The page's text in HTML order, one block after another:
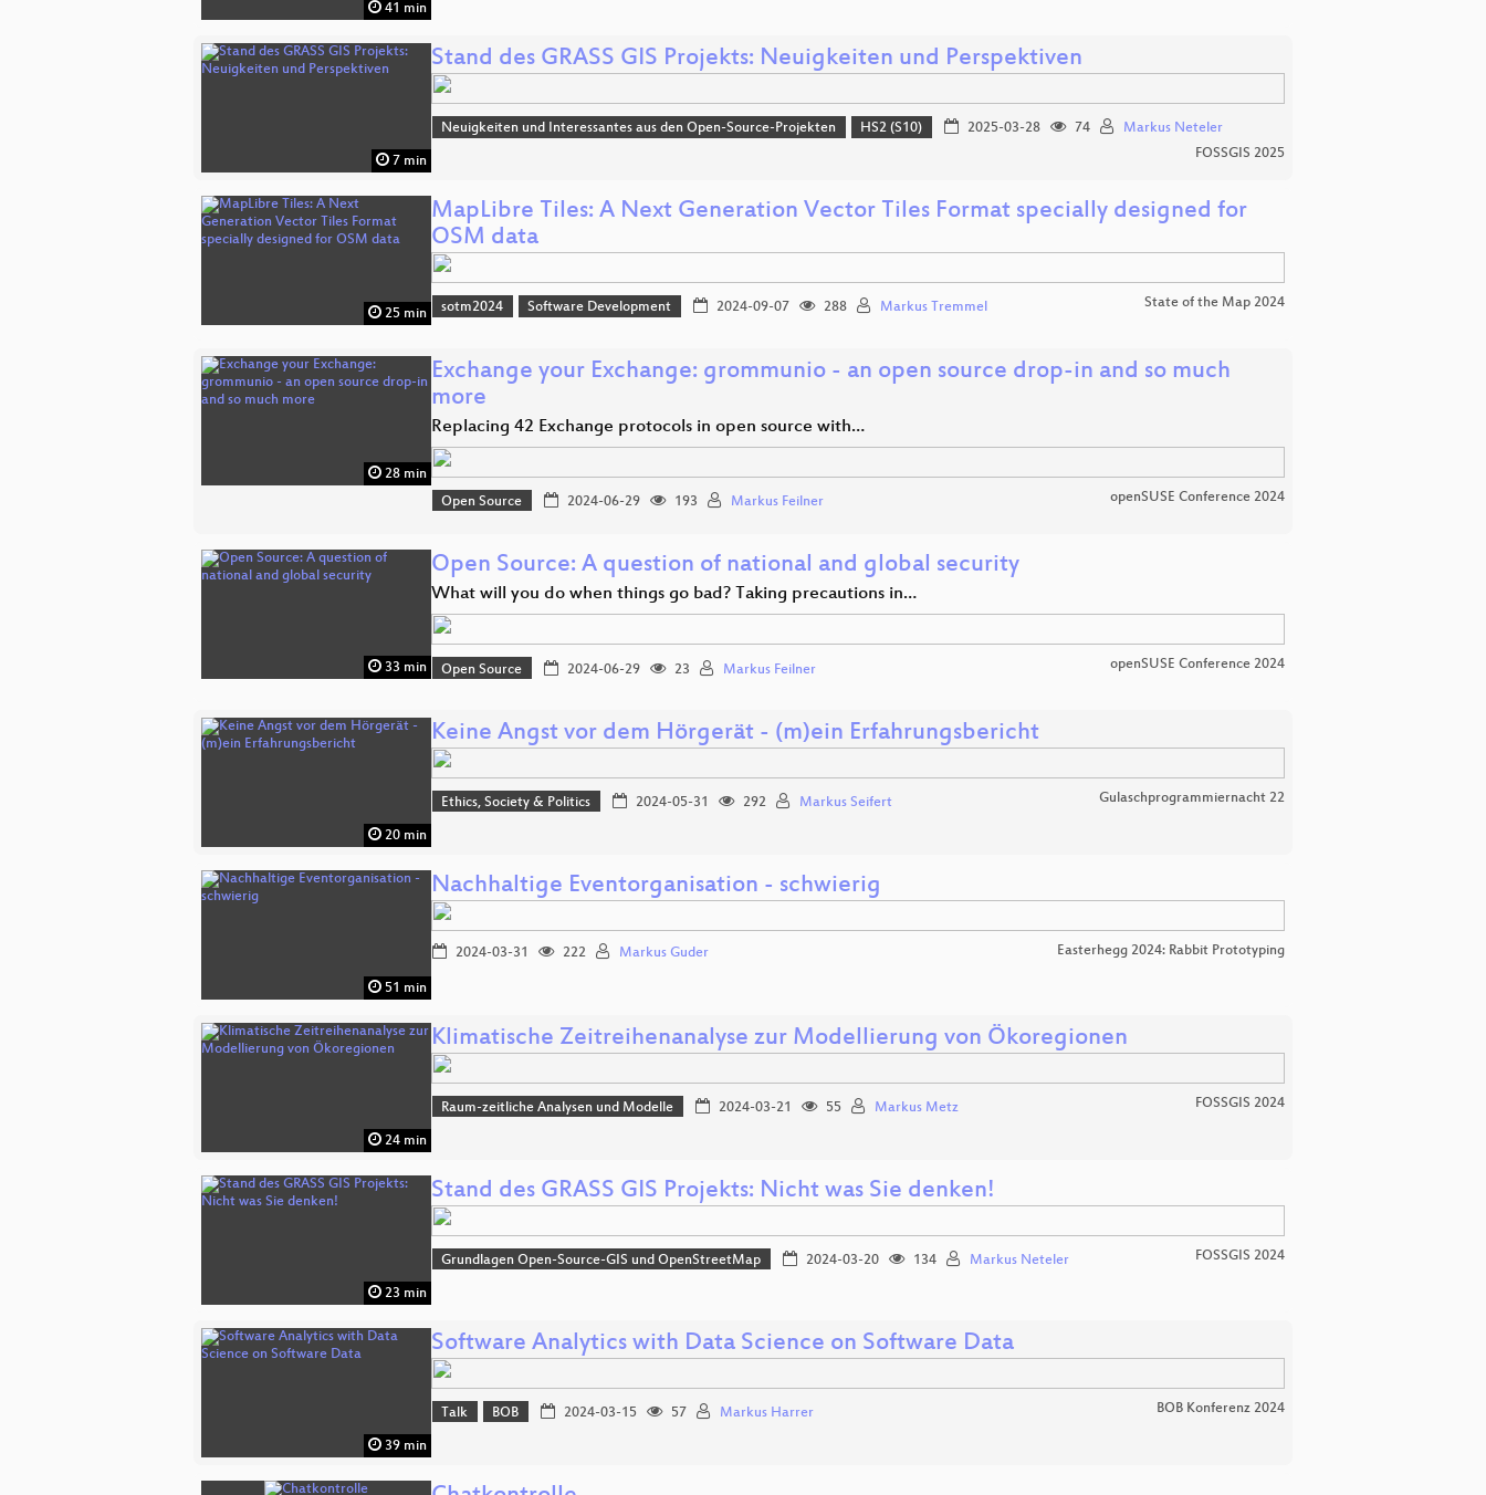
41 min
7 min
Stand des GRASS GIS Projekts: Neuigkeiten und Perspektiven
Neuigkeiten und Interessantes aus den Open-Source-Projekten HS2 (S10) 2025-03-28 74
Markus Neteler
FOSSGIS 2025
25 min
MapLibre Tiles: A Next Generation Vector Tiles Format specially designed for
OSM data
sotm2024 Software Development 2024-09-07 288 Markus Tremmel State of the Map 2024
28 min
Exchange your Exchange: grommunio - an open source drop-in and so much
more
Replacing 42 Exchange protocols in open source with…
Open Source 2024-06-29 193 Markus Feilner openSUSE Conference 2024
33 min
Open Source: A question of national and global security
What will you do when things go bad? Taking precautions in…
Open Source 2024-06-29 23 Markus Feilner openSUSE Conference 2024
20 min
Keine Angst vor dem Hörgerät - (m)ein Erfahrungsbericht
Ethics, Society & Politics 2024-05-31 292 Markus Seifert Gulaschprogrammiernacht 22
51 min
Nachhaltige Eventorganisation - schwierig
2024-03-31 222 Markus Guder Easterhegg 2024: Rabbit Prototyping
24 min
Klimatische Zeitreihenanalyse zur Modellierung von Ökoregionen
Raum-zeitliche Analysen und Modelle 2024-03-21 55 Markus Metz FOSSGIS 2024
23 min
Stand des GRASS GIS Projekts: Nicht was Sie denken!
Grundlagen Open-Source-GIS und OpenStreetMap 2024-03-20 134 Markus Neteler FOSSGIS 2024
39 min
Software Analytics with Data Science on Software Data
Talk BOB 2024-03-15 57 Markus Harrer BOB Konferenz 2024